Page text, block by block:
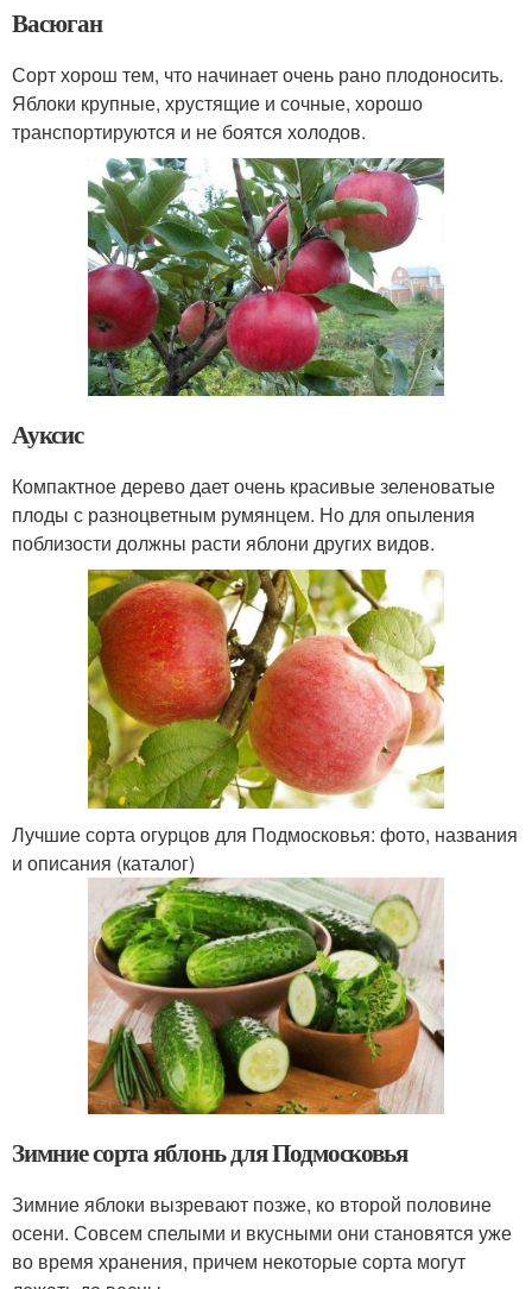
Васюган
Сорт хорош тем, что начинает очень рано плодоносить.
Яблоки крупные, хрустящие и сочные, хорошо
транспортируются и не боятся холодов.
Ауксис
Компактное дерево дает очень красивые зеленоватые
плоды с разноцветным румянцем. Но для опыления
поблизости должны расти яблони других видов.
Лучшие сорта огурцов для Подмосковья: фото, названия
и описания (каталог)
Зимние сорта яблонь для Подмосковья
Зимние яблоки вызревают позже, ко второй половине
осени. Совсем спелыми и вкусными они становятся уже
во время хранения, причем некоторые сорта могут